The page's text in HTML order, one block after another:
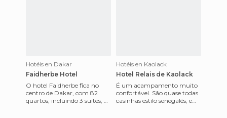
Hotéis en Dakar
Faidherbe Hotel
O hotel Faidherbe fica no
centro de Dakar, com 82
quartos, incluindo 3 suites, 3
Hotéis en Kaolack
Hotel Relais de Kaolack
É um acampamento muito
confortável. São quase todas
casinhas estilo senegalês, e